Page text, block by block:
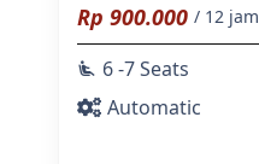
Rp 900.000 / 12 jam
airline_seat_recline_extra 6 -7 Seats
Automatic